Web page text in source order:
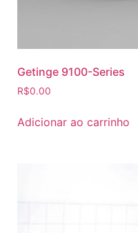
Getinge 9100-Series
R$0.00
Adicionar ao carrinho